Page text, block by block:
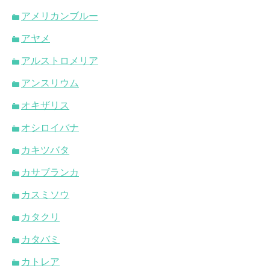
アメリカンブルー
アヤメ
アルストロメリア
アンスリウム
オキザリス
オシロイバナ
カキツバタ
カサブランカ
カスミソウ
カタクリ
カタバミ
カトレア